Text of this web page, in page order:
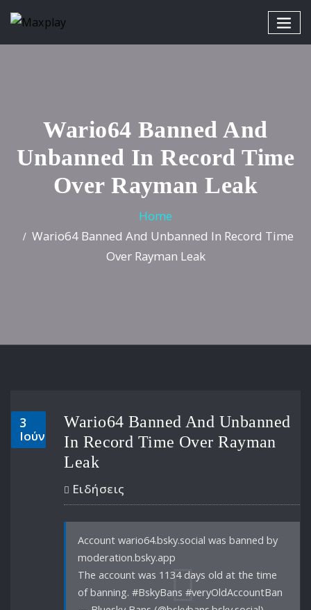
Wario64 Banned And
Unbanned In Record Time
Over Rayman Leak
Home
Wario64 Banned And Unbanned In Record Time
Over Rayman Leak
3
Ιούν
Wario64 Banned And Unbanned
In Record Time Over Rayman
Leak
Ειδήσεις
Account wario64.bsky.social was banned by
moderation.bsky.app
The account was 1134 days old at the time
of banning. #BskyBans #veryOldAccountBan